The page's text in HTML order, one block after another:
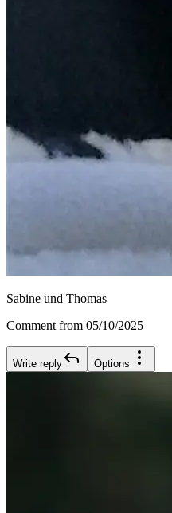
Sabine und Thomas
Comment from 05/10/2025
Write reply Options